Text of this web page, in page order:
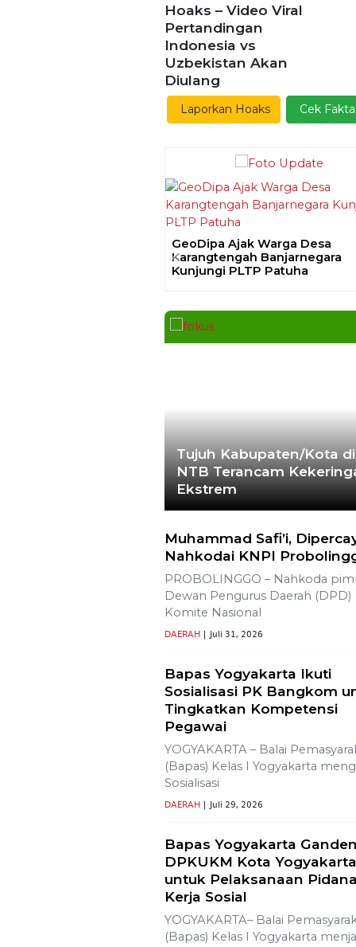
Hoaks – Video Viral
Pertandingan
Indonesia vs
Uzbekistan Akan
Diulang
Laporkan Hoaks Cek
GeoDipa Ajak Warga Desa
Karangtengah Banjarnegara
Kunjungi PLTP Patuha
Previous
Tujuh Kabupaten/Kota di
NTB Terancam
Ekstrem
Muhammad Safi’i,
Nahkodai KNPI
PROBOLINGGO – Nahkoda
Dewan Pengurus Daerah (DPD)
Komite Nasional
DAERAH | Juli 31, 2026
Bapas Yogyakarta Ikuti
Sosialisasi PK Bangkom
Tingkatkan Kompetensi
Pegawai
YOGYAKARTA – Balai
(Bapas) Kelas I Yogyakarta
Sosialisasi
DAERAH | Juli 29, 2026
Bapas Yogyakarta
DPKUKM Kota Yogyakarta
untuk Pelaksanaan Pidana
Kerja Sosial
YOGYAKARTA– Balai
(Bapas) Kelas I Yogyakarta